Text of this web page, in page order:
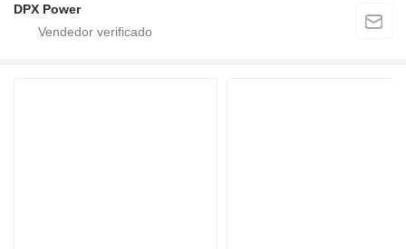
DPX Power